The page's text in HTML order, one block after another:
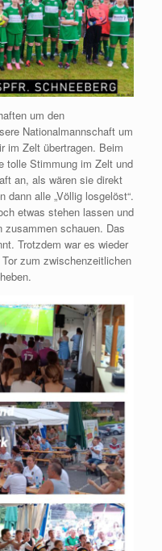
um den
Nationalmannschaft um
im Zelt übertragen. Beim
tolle Stimmung im Zelt und
an, als wären sie direkt
alle „Völlig losgelöst“.
etwas stehen lassen und
zusammen schauen. Das
Trotzdem war es wieder
zum zwischenzeitlichen